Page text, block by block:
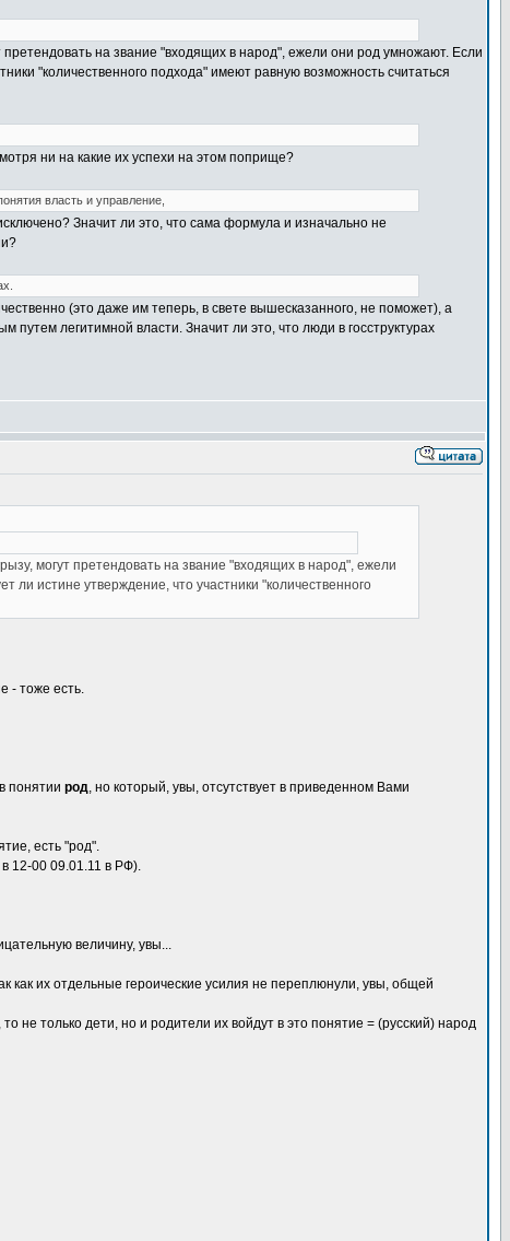
на звание "входящих в народ", ежели они род умножают. Если
"количественного подхода" имеют равную возможность считаться
ни на какие их успехи на этом поприще?
власть и управление,
Значит ли это, что сама формула и изначально не
(это даже им теперь, в свете вышесказанного, не поможет), а
легитимной власти. Значит ли это, что люди в госструктурах
могут претендовать на звание "входящих в народ", ежели
ли истине утверждение, что участники "количественного
- тоже есть.
понятии род, но который, увы, отсутствует в приведенном Вами
есть "род".
12-00 09.01.11 в РФ).
величину, увы...
как их отдельные героические усилия не переплюнули, увы, общей
не только дети, но и родители их войдут в это понятие = (русский) народ